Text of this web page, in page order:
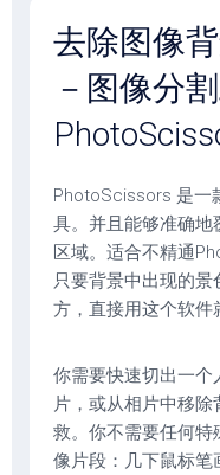
去除图像
－图像分
PhotoScissors 是一
具。并且能够准确地
区域。适合不精通
只要背景中出现的
方，直接用这个软件
你需要快速切出一个
片，或从相片中移
救。你不需要任何特
像片段：几下鼠标笔